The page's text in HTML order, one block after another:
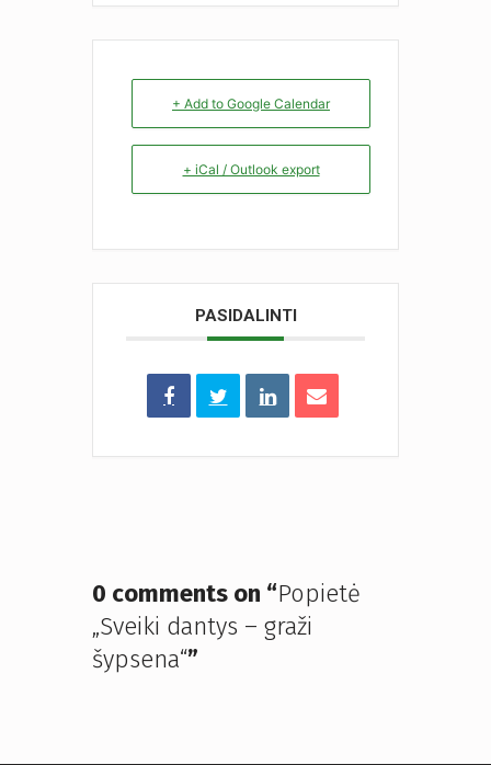
+ Add to Google Calendar
+ iCal / Outlook export
PASIDALINTI
0 comments on “Popietė
„Sveiki dantys – graži
šypsena“”